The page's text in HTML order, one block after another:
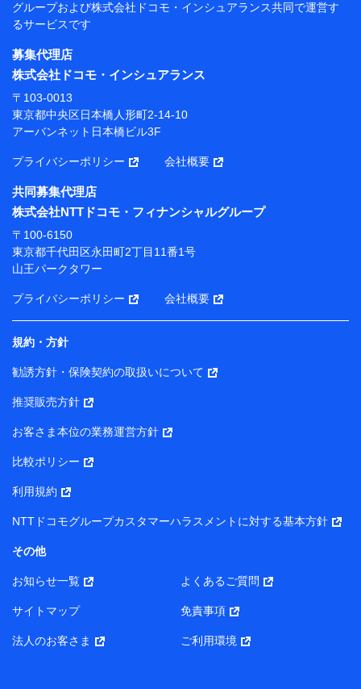
当社
株式会社NTTドコモ・フィナンシャルグループ
【利用目的】
当社または株式会社NTTドコモ・フィナンシャルグルー
プが提供する保険関連サービスにおけるユーザー登録受
付および管理のため
当社または株式会社NTTドコモ・フィナンシャルグルー
携会社の保険その他に関する情報を提供するため、また
維持管理等の委託業務遂行のため、またそれらに付帯、
関連する当社または株式会社NTTドコモ・フィナンシャ
ルグループおよび提携会社のサービスを案内、提供する
ため
（各サービスで取得したサービス利用履歴、ウェブサイ
トの閲覧履歴、購買履歴、ご契約内容等のパーソナルデ
ータを分析して、お客さまの趣味・嗜好・傾向に応じた
サービス・商品等に関するご提案や広告の配信等を行う
ことがあります。）
各種セミナーの開催のため
コンサルティングサービスの実施のため
アンケートやキャンペーン等の実施のため
上記に係る案内・手続き・管理等付帯業務を行うため
所・代表者名】
り）
株式会社NTTドコモ・フィナンシャルグループ 代表取締役
社長 廣井 孝史
東京都中央区日本橋人形町2-14-10 アーバンネット日本橋
株式会社ドコモ・インシュアランス 代表取締役社長 吉
村 忠義
また当社は、オンライン面談による保険のご相談にあたっ
グループおよび株式会社ドコモ・インシュアランス共同で運営す
るサービスです
募集代理店
株式会社ドコモ・インシュアランス
〒103-0013
東京都中央区日本橋人形町2-14-10
アーバンネット日本橋ビル3F
プライバシーポリシー 会社概要
共同募集代理店
株式会社NTTドコモ・フィナンシャルグループ
〒100-6150
東京都千代田区永田町2丁目11番1号
山王パークタワー
プライバシーポリシー 会社概要
規約・方針
勧誘方針・保険契約の取扱いについて
推奨販売方針
お客さま本位の業務運営方針
比較ポリシー
利用規約
NTTドコモグループカスタマーハラスメントに対する基本方針
その他
お知らせ一覧 よくあるご質問
サイトマップ 免責事項
法人のお客さま ご利用環境